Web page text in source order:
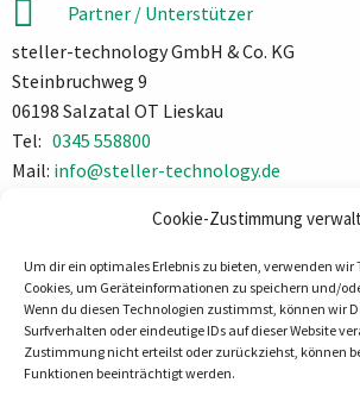
Cookie-Zustimmung
Um dir ein optimales Erlebnis zu bieten, verwenden wir
Cookies, um Geräteinformationen zu speichern und/
Wenn du diesen Technologien zustimmst, können wir
Surfverhalten oder eindeutige IDs auf dieser Website
Zustimmung nicht erteilst oder zurückziehst, können
Funktionen beeinträchtigt werden.
Partner / Unterstützer
steller-technology GmbH & Co. KG
Steinbruchweg 9
06198 Salzatal OT Lieskau
Tel: 0345 558800
Mail: info@steller-technology.de